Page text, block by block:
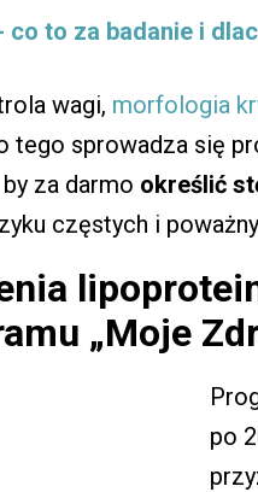
co to za badanie i
wagi, morfologia
tego sprowadza się
za darmo określić
częstych i
„Moje
po